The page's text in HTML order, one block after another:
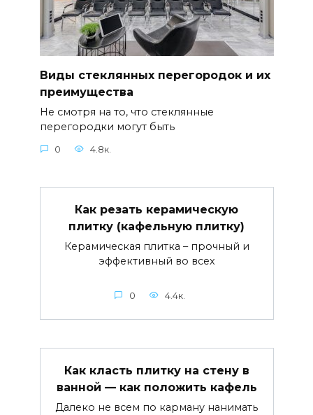
Виды стеклянных перегородок и их
преимущества
Не смотря на то, что стеклянные
перегородки могут быть
0 4.8к.
Как резать керамическую
плитку (кафельную плитку)
Керамическая плитка – прочный и
эффективный во всех
0 4.4к.
Как класть плитку на стену в
ванной — как положить кафель
Далеко не всем по карману нанимать